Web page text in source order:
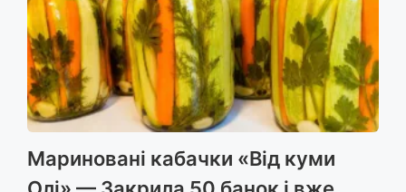
Мариновані кабачки «Від куми